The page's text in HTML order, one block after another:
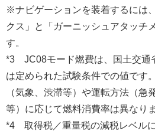
※ナビゲーションを装着するには
クス」と「ガーニッシュアタッチ
す。
*3 JC08モード燃費は、国土交通
は定められた試験条件での値です
（気象、渋滞等）や運転方法（急
等）に応じて燃料消費率は異なりま
*4 取得税／重量税の減税レベル